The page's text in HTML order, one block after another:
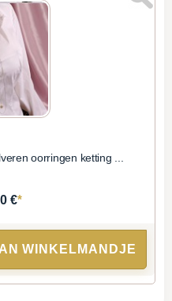
oorringen ketting ...
€*
WINKELMANDJE